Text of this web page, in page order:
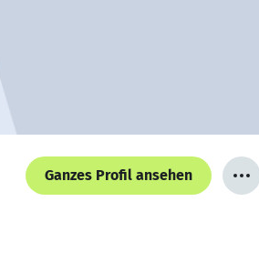
Ganzes Profil ansehen